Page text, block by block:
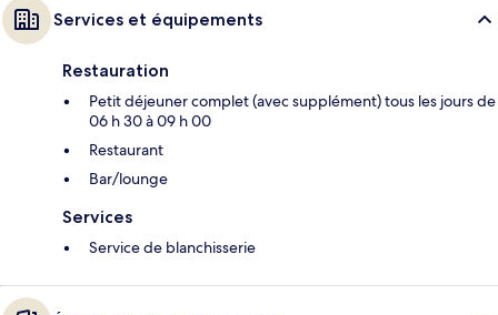
Services et équipements
Restauration
Petit déjeuner complet (avec supplément) tous les jours de
06 h 30 à 09 h 00
Restaurant
Bar/lounge
Services
Service de blanchisserie